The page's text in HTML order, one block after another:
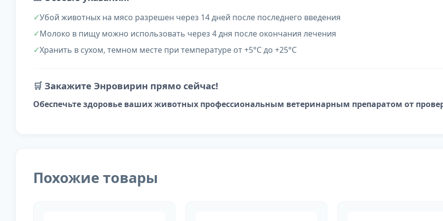
Убой животных на мясо разрешен через 14 дней после последнего введения
Молоко в пищу можно использовать через 4 дня после окончания лечения
Хранить в сухом, темном месте при температуре от +5°С до +25°С
🛒 Закажите Энровирин прямо сейчас!
Обеспечьте здоровье ваших животных профессиональным ветеринарным препаратом от
Похожие товары